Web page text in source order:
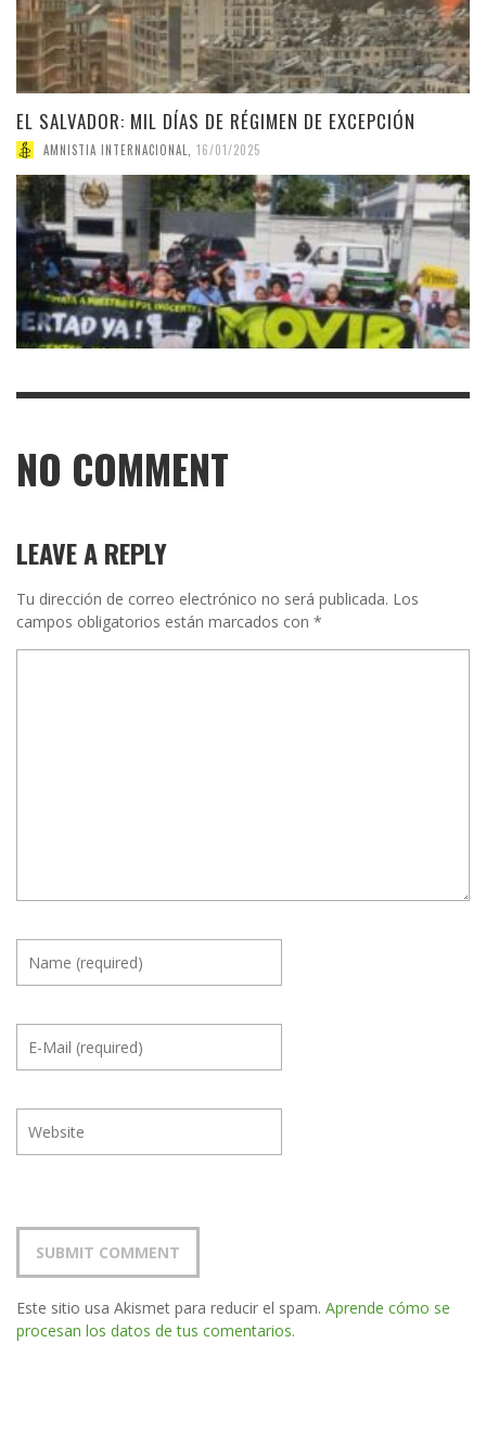
EL SALVADOR: MIL DÍAS DE RÉGIMEN DE EXCEPCIÓN
AMNISTIA INTERNACIONAL, 16/01/2025
NO COMMENT
LEAVE A REPLY
Tu dirección de correo electrónico no será publicada. Los
campos obligatorios están marcados con *
Este sitio usa Akismet para reducir el spam. Aprende cómo se
procesan los datos de tus comentarios.